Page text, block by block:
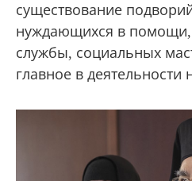
существование
нуждающихся в
службы, социальных
главное в деятельности